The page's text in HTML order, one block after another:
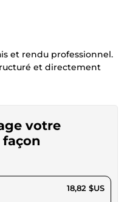
et rendu professionnel.
et directement
votre
18,82 $US